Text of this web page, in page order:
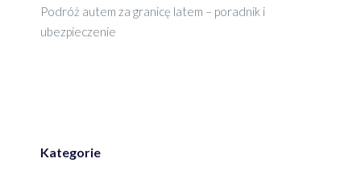
Podróż autem za granicę latem – poradnik i
ubezpieczenie
Kategorie